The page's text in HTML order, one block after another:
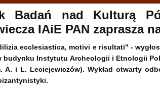
Badań nad Kulturą
IAiE PAN zaprasza
ecclesiastica, motivi e risultati" -
budynku Instytutu Archeologii i Etnologii
A. i L. Leciejewiczów). Wykład otwarty